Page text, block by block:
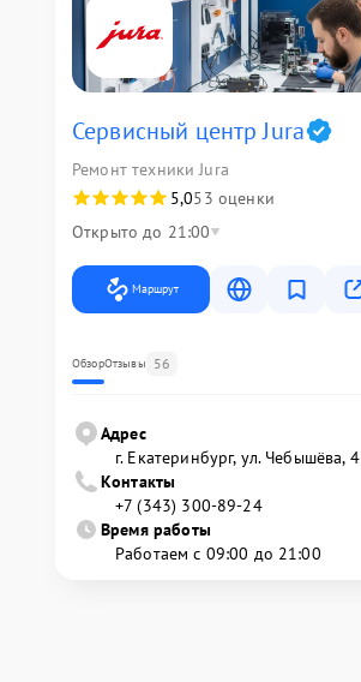
Сервисный центр Jura
Ремонт техники Jura
5,053 оценки
Открыто до 21:00
Маршрут
ОбзорОтзывы 56
Адрес
г. Екатеринбург, ул. Чебышёва, 4
Контакты
+7 (343) 300-89-24
Время работы
Работаем с 09:00 до 21:00